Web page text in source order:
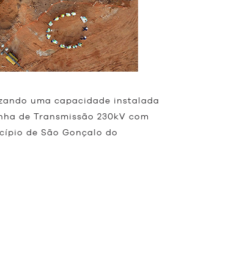
uma capacidade instalada
de Transmissão 230kV com
de São Gonçalo do